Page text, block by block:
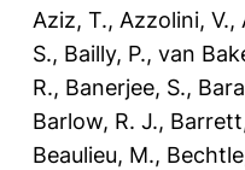
Aziz, T., Azzolini, V.,
S., Bailly, P., van
R., Banerjee, S.,
Barlow, R. J.,
Beaulieu, M.,